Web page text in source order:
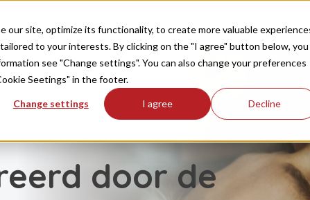
our site, optimize its functionality, to create more valuable
to your interests. By clicking on the "I agree" button below, you
see "Change settings". You can also change your preferences
Seetings" in the footer.
Change settings I agree Decline
Producten Inspiratie FAQ Downloaden
door de